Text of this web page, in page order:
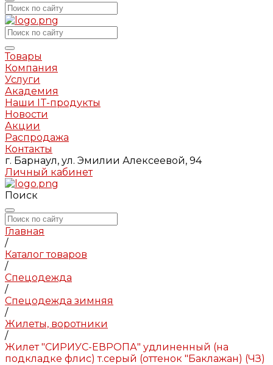
Товары
Компания
Услуги
Академия
Наши IT-продукты
Новости
Акции
Распродажа
Контакты
г. Барнаул, ул. Эмилии Алексеевой, 94
Личный кабинет
Поиск
Главная
/
Каталог товаров
/
Спецодежда
/
Спецодежда зимняя
/
Жилеты, воротники
/
Жилет "СИРИУС-ЕВРОПА" удлиненный (на
подкладке флис) т.серый (оттенок "Баклажан) (ЧЗ)